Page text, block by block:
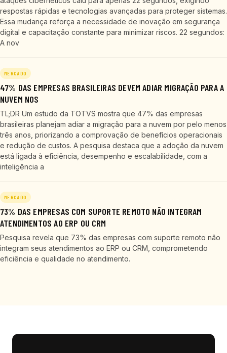
respostas rápidas e tecnologias avançadas para proteger sistemas.
Essa mudança reforça a necessidade de inovação em segurança
digital e capacitação constante para minimizar riscos. 22 segundos:
A nov
MERCADO
47% DAS EMPRESAS BRASILEIRAS DEVEM ADIAR MIGRAÇÃO PARA A
NUVEM NOS
TL;DR Um estudo da TOTVS mostra que 47% das empresas
brasileiras planejam adiar a migração para a nuvem por pelo menos
três anos, priorizando a comprovação de benefícios operacionais
e redução de custos. A pesquisa destaca que a adoção da nuvem
está ligada à eficiência, desempenho e escalabilidade, com a
inteligência a
MERCADO
73% DAS EMPRESAS COM SUPORTE REMOTO NÃO INTEGRAM
ATENDIMENTOS AO ERP OU CRM
Pesquisa revela que 73% das empresas com suporte remoto não
integram seus atendimentos ao ERP ou CRM, comprometendo
eficiência e qualidade no atendimento.